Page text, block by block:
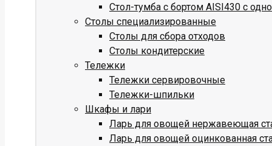
Стол-тумба с бортом AISI430 с
Столы специализированные
Столы для сбора отходов
Столы кондитерские
Тележки
Тележки сервировочные
Тележки-шпильки
Шкафы и лари
Ларь для овощей нержавеющая
Ларь для овощей оцинкованная